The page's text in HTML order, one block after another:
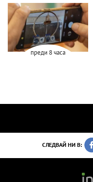
преди 8 часа
СЛЕДВАЙ НИ В: